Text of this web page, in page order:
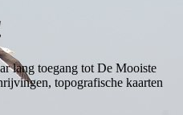
lang toegang tot De Mooiste
topografische kaarten